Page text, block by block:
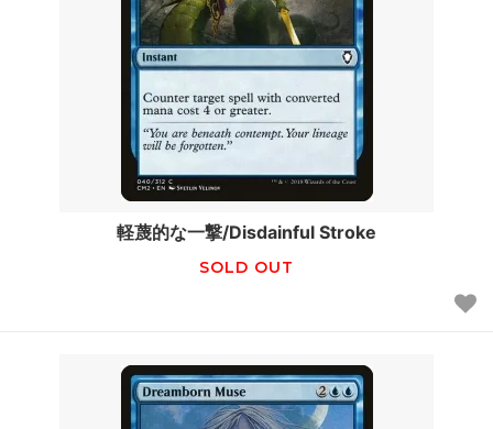
軽蔑的な一撃/Disdainful Stroke
SOLD OUT